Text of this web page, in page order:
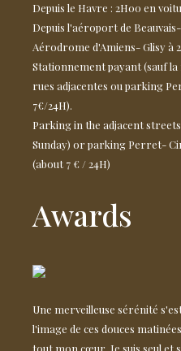
Depuis le Havre : 2H00 en
Depuis l'aéroport de
Aérodrome d'Amiens- Glisy à
Stationnement payant (sauf la
rues adjacentes ou parking
7€/24H).
Parking in the adjacent
Sunday) or parking Perret-
(about 7 € / 24H)
Awards
Une merveilleuse sérénité
l'image de ces douces
tout mon cœur. Je suis seul et